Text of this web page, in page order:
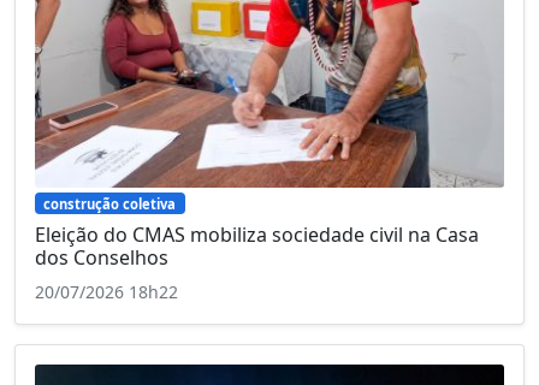
construção coletiva
Eleição do CMAS mobiliza sociedade civil na Casa
dos Conselhos
20/07/2026 18h22